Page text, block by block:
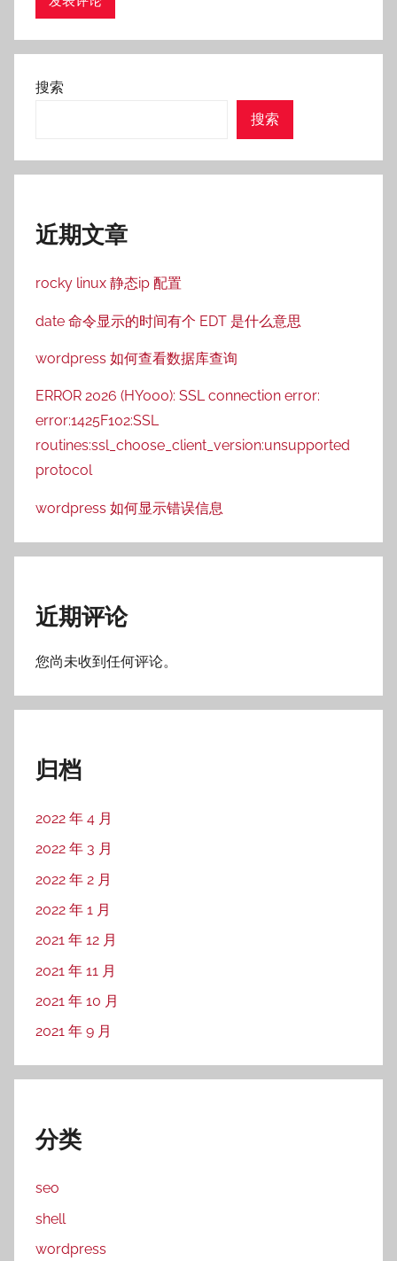
搜索
搜索
近期文章
rocky linux 静态ip 配置
date 命令显示的时间有个 EDT 是什么意思
wordpress 如何查看数据库查询
ERROR 2026 (HY000): SSL connection error:
error:1425F102:SSL
routines:ssl_choose_client_version:unsupported
protocol
wordpress 如何显示错误信息
近期评论
您尚未收到任何评论。
归档
2022 年 4 月
2022 年 3 月
2022 年 2 月
2022 年 1 月
2021 年 12 月
2021 年 11 月
2021 年 10 月
2021 年 9 月
分类
seo
shell
wordpress